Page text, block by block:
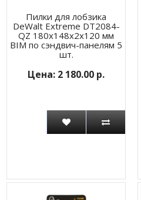
Пилки для лобзика
DeWalt Extreme DT2084-
QZ 180x148x2x120 мм
BIM по сэндвич-панелям 5
шт.
2 180.00 р.